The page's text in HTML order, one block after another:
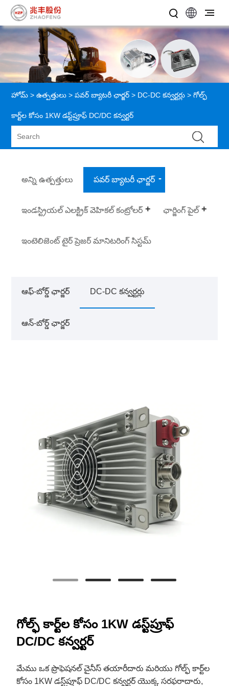
హోమ్ > ఉత్పత్తులు >పవర్ బ్యాటరీ ఛార్జర్ > DC-DC కన్వర్టర్లు > గోల్ఫ్
కార్ట్‌ల కోసం 1KW డస్ట్‌ప్రూఫ్ DC/DC కన్వర్టర్
అన్ని ఉత్పత్తులు పవర్ బ్యాటరీ ఛార్జర్
ఇండస్ట్రియల్ ఎలక్ట్రిక్ వెహికల్ కంట్రోలర్ ఛార్జింగ్ పైల్
ఇంటెలిజెంట్ టైర్ ప్రెజర్ మానిటరింగ్ సిస్టమ్
ఆఫ్-బోర్డ్ ఛార్జర్ DC-DC కన్వర్టర్లు
ఆన్-బోర్డ్ ఛార్జర్
గోల్ఫ్ కార్ట్‌ల కోసం 1KW డస్ట్‌ప్రూఫ్
DC/DC కన్వర్టర్
మేము ఒక ప్రొఫెషనల్ చైనీస్ తయారీదారు మరియు గోల్ఫ్ కార్ట్‌ల
కోసం 1KW డస్ట్‌ప్రూఫ్ DC/DC కన్వర్టర్ యొక్క సరఫరాదారు,